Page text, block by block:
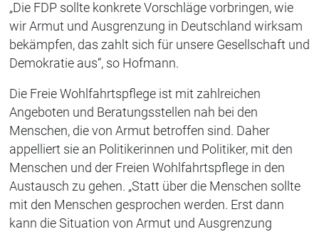
„Die FDP sollte konkrete Vorschläge vorbringen, wie
wir Armut und Ausgrenzung in Deutschland wirksam
bekämpfen, das zahlt sich für unsere Gesellschaft und
Demokratie aus“, so Hofmann.
Die Freie Wohlfahrtspflege ist mit zahlreichen
Angeboten und Beratungsstellen nah bei den
Menschen, die von Armut betroffen sind. Daher
appelliert sie an Politikerinnen und Politiker, mit den
Menschen und der Freien Wohlfahrtspflege in den
Austausch zu gehen. „Statt über die Menschen sollte
mit den Menschen gesprochen werden. Erst dann
kann die Situation von Armut und Ausgrenzung